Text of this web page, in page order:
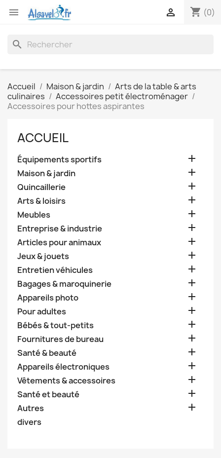
 shopping_cart (0)

search
Accueil Maison & jardin
Arts de la table & arts
culinaires
Accessoires petit électroménager
Accessoires pour hottes aspirantes
ACCUEIL
Équipements sportifs 
Maison & jardin 
Quincaillerie 
Arts & loisirs 
Meubles 
Entreprise & industrie 
Articles pour animaux 
Jeux & jouets 
Entretien véhicules 
Bagages & maroquinerie 
Appareils photo 
Pour adultes 
Bébés & tout-petits 
Fournitures de bureau 
Santé & beauté 
Appareils électroniques 
Vêtements & accessoires 
Santé et beauté 
Autres 
divers